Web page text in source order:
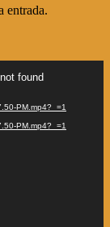
entrada.
found
PM.mp4?_=1
PM.mp4?_=1